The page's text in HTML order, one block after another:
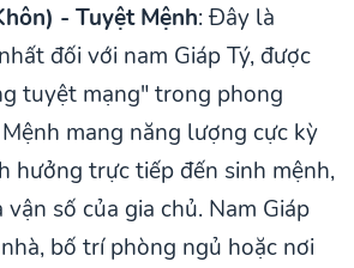
- Tuyệt Mệnh: Đây là
đối với nam Giáp Tý, được
tuyệt mạng" trong phong
mang năng lượng cực kỳ
hưởng trực tiếp đến sinh mệnh,
vận số của gia chủ. Nam Giáp
bố trí phòng ngủ hoặc nơi